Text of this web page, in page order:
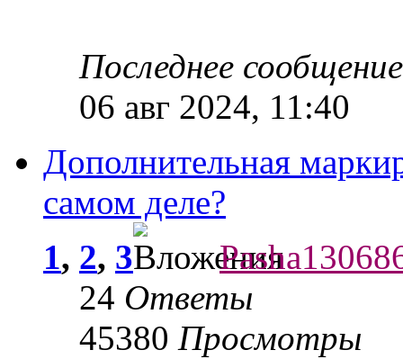
Последнее
06 авг 2024, 11:40
Дополнительная
самом деле?
1, 2, 3
24 Ответы
45380 Просмотры